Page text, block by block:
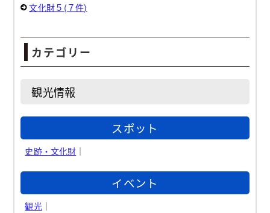
文化財５(７件)
カテゴリー
観光情報
スポット
史跡・文化財 ｜
イベント
観光｜